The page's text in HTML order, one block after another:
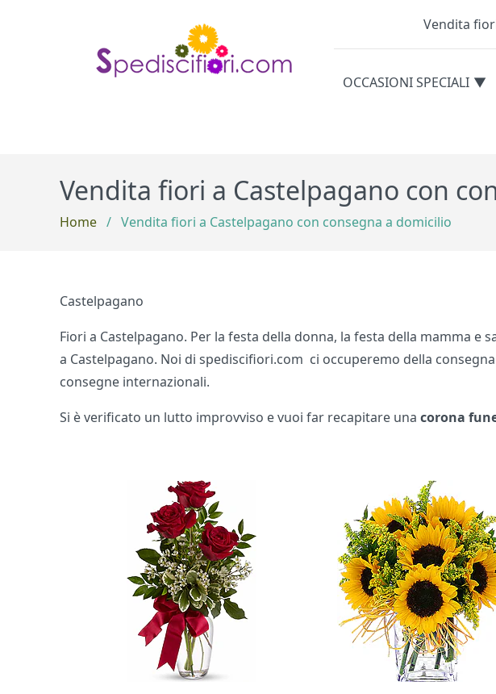
Vendita
Categorie
OCCASIONI SPECIALI
Vendita fiori a Castelpagano con
Home / Vendita fiori a Castelpagano con consegna a domicilio
Castelpagano
Fiori a Castelpagano. Per la festa della donna, la festa della mamma
a Castelpagano. Noi di spediscifiori.com ci occuperemo della
consegne internazionali.
Si è verificato un lutto improvviso e vuoi far recapitare unacorona
Bouquet di fiori